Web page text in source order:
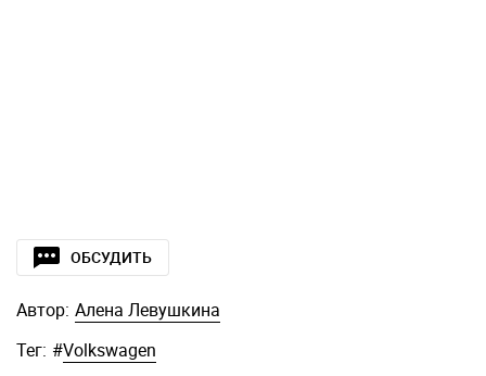
ОБСУДИТЬ
Автор: Алена Левушкина
Тег: #Volkswagen